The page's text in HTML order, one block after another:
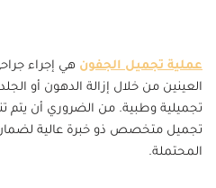
عملية تجميل الجفون هي إجراء
العينين من خلال إزالة الدهون أو
تجميلية وطبية. من الضروري أن يتم
تجميل متخصص ذو خبرة عالية لضمان
المحتملة.